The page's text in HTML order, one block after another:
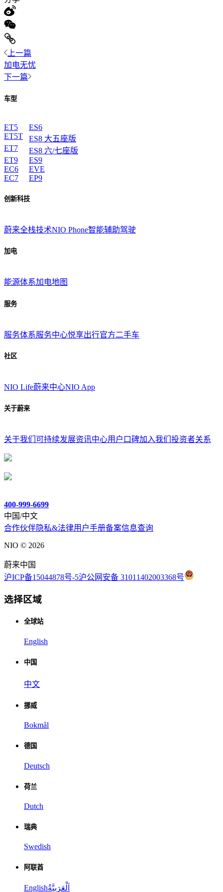
上一篇
加电无忧
下一篇
车型
ET5
ET5T
ET7
ET9
EC6
EC7
ES6
ES8 大五座版
ES8 六/七座版
ES9
EVE
EP9
创新科技
蔚来全栈技术NIO Phone智能辅助驾驶
加电
能源体系加电地图
服务
服务体系服务中心悦享出行官方二手车
社区
NIO Life蔚来中心NIO App
关于蔚来
关于我们 可持续发展资讯中心用户口碑加入我们 投资者关系
400-999-6699
中国/中文
合作伙伴隐私&法律用户手册备案信息查询
NIO © 2026
蔚来中国
沪ICP备15044878号-5沪公网安备 31011402003368号
选择区域
全球站
English
中国
中文
挪威
Bokmål
德国
Deutsch
荷兰
Dutch
瑞典
Swedish
阿联酋
Englishاَلْعَرَبِيَّةُ